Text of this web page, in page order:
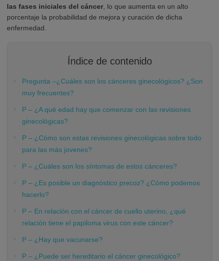
las fases iniciales del cáncer , lo que aumenta en un alto
porcentaje la probabilidad de mejora y curación de dicha
enfermedad.
Índice de contenido
Pregunta –¿Cuáles son los cánceres ginecológicos? ¿Son
muy frecuentes?
P – ¿A qué edad hay que comenzar con las revisiones
ginecológicas?
P – ¿Cómo son estas revisiones ginecológicas sobre todo
para las más jovenes?
P – ¿Cuáles son los síntomas de estos cánceres?
P – ¿Es posible un diagnóstico precoz? ¿Cómo podemos
hacerlo?
P – En relación con el cáncer de cuello uterino, ¿qué
relación tiene el papiloma virus con este cáncer?
P – ¿Hay que vacunarse?
P – ¿Puede ser hereditario el cáncer ginecológico?